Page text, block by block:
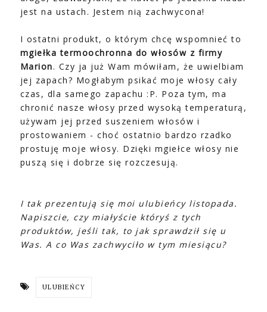
jest na ustach. Jestem nią zachwycona!
I ostatni produkt, o którym chcę wspomnieć to
mgiełka termoochronna do włosów z firmy
Marion. Czy ja już Wam mówiłam, że uwielbiam
jej zapach? Mogłabym psikać moje włosy cały
czas, dla samego zapachu :P. Poza tym, ma
chronić nasze włosy przed wysoką temperaturą,
używam jej przed suszeniem włosów i
prostowaniem - choć ostatnio bardzo rzadko
prostuję moje włosy. Dzięki mgiełce włosy nie
puszą się i dobrze się rozczesują.
I tak prezentują się moi ulubieńcy listopada.
Napiszcie, czy miałyście któryś z tych
produktów, jeśli tak, to jak sprawdził się u
Was. A co Was zachwyciło w tym miesiącu?
ULUBIEŃCY